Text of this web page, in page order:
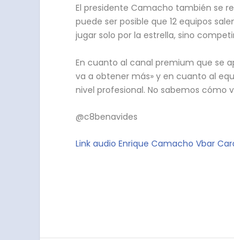
El presidente Camacho también se
puede ser posible que 12 equipos
jugar solo por la estrella, sino
En cuanto al canal premium que se
va a obtener más» y en cuanto al
nivel profesional. No sabemos cómo
@c8benavides
Link audio Enrique Camacho Vbar